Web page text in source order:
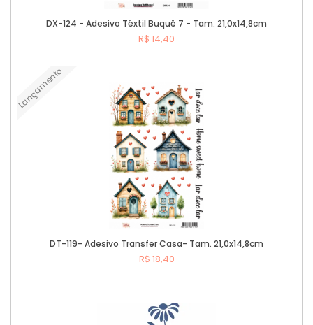
DX-124 - Adesivo Têxtil Buquê 7 - Tam. 21,0x14,8cm
R$ 14,40
Lançamento
DT-119- Adesivo Transfer Casa- Tam. 21,0x14,8cm
R$ 18,40